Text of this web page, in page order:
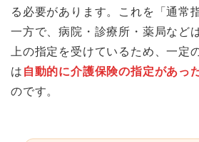
る必要があります。これを「通常
一方で、病院・診療所・薬局など
上の指定を受けているため、一定
は 自動的に介護保険の指定があっ
のです。